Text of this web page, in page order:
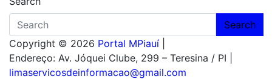
Post
Search
Copyright © 2026 Portal MPiauí
Endereço: Av. Jóquei Clube, 299 – Teresina / PI
limaservicosdeinformacao@gmail.com